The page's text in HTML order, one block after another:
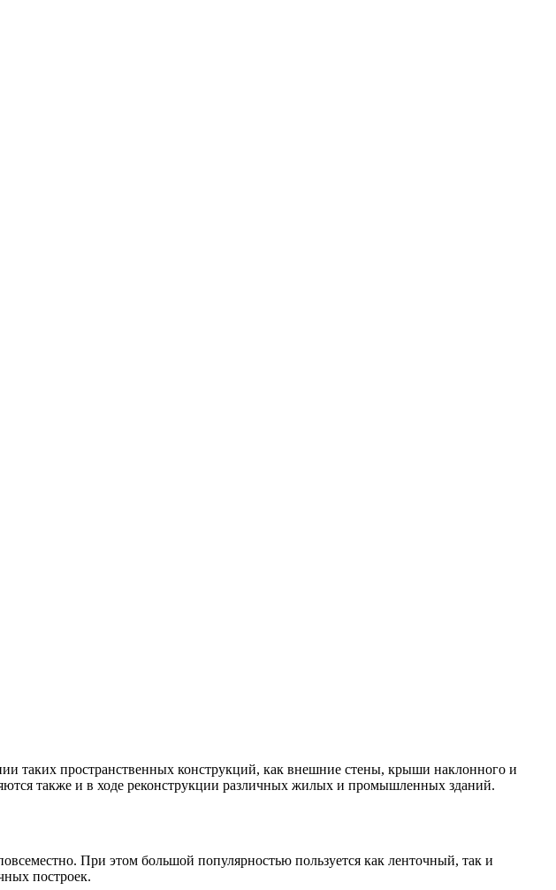
таких пространственных конструкций, как внешние стены, крыши наклонного и
также и в ходе реконструкции различных жилых и промышленных зданий.
При этом большой популярностью пользуется как ленточный, так и
построек.